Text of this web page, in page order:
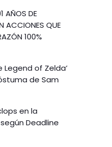
AÑOS DE
ACCIONES QUE
100%
Legend of Zelda’
de Sam
en la
Deadline